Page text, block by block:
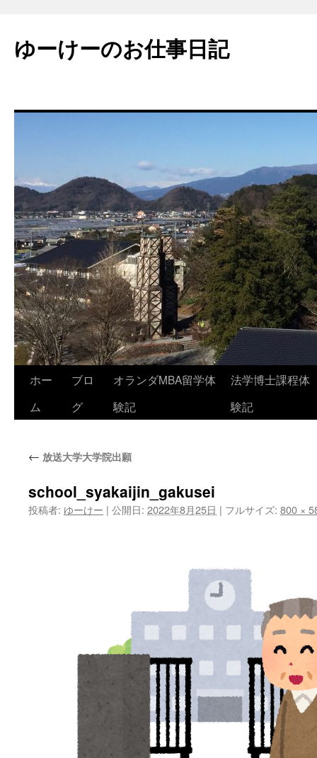
ゆーけーのお仕事日記
ン
ツ
へ
ホー
ム
ブロ
グ
オランダMBA留学体
験記
法学博士課程体
験記
← 放送大学大学院出願
school_syakaijin_gakusei
投稿者: ゆーけー | 公開日: 2022年8月25日 | フルサイズ: 800 ×